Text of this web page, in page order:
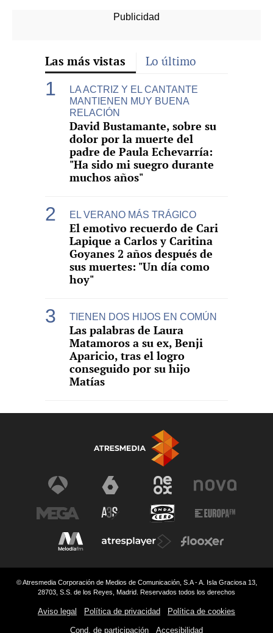
Las más vistas Lo último
LA ACTRIZ Y EL CANTANTE
MANTIENEN MUY BUENA
RELACIÓN
David Bustamante, sobre su
dolor por la muerte del
padre de Paula Echevarría:
"Ha sido mi suegro durante
muchos años"
EL VERANO MÁS TRÁGICO
El emotivo recuerdo de Cari
Lapique a Carlos y Caritina
Goyanes 2 años después de
sus muertes: "Un día como
hoy"
TIENEN DOS HIJOS EN COMÚN
Las palabras de Laura
Matamoros a su ex, Benji
Aparicio, tras el logro
conseguido por su hijo
Matías
© Atresmedia Corporación de Medios de Comunicación, S.A - A. Isla Graciosa 13,
28703, S.S. de los Reyes, Madrid. Reservados todos los derechos
Aviso legal Política de privacidad Política de cookies
Cond. de participación Accesibilidad